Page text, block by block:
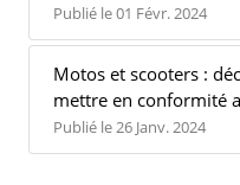
Publié le 01 Févr. 2024
Motos et scooters :
mettre en conformité
Publié le 26 Janv. 2024